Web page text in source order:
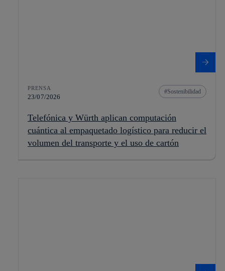
PRENSA
23/07/2026
Sostenibilidad
Telefónica y Würth aplican computación
cuántica al empaquetado logístico para reducir el
volumen del transporte y el uso de cartón